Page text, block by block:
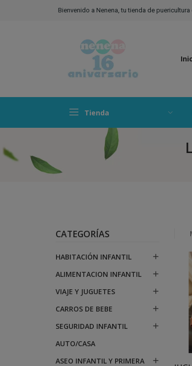
Bienvenido a Nenena, tu tienda de puericultura
Tienda
CATEGORÍAS
HABITACIÓN INFANTIL 
ALIMENTACION INFANTIL 
VIAJE Y JUGUETES 
CARROS DE BEBE 
SEGURIDAD INFANTIL
AUTO/CASA

ASEO INFANTIL Y PRIMERA
